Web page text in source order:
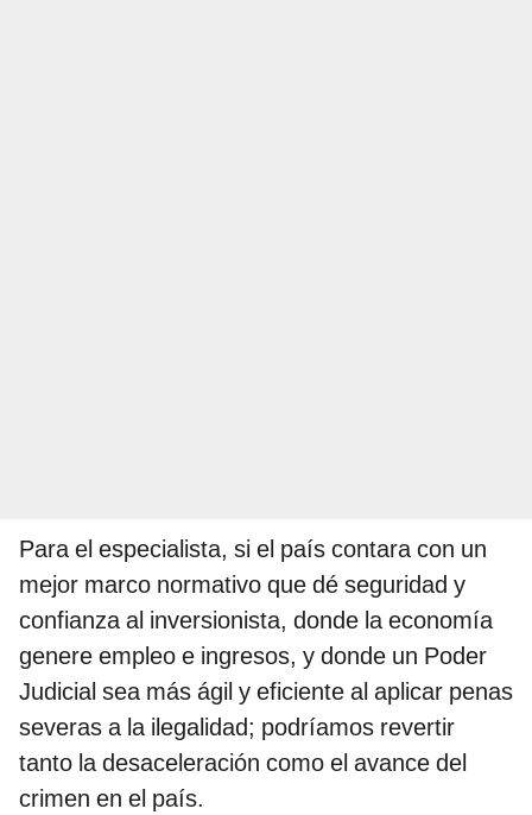
Para el especialista, si el país contara con un
mejor marco normativo que dé seguridad y
confianza al inversionista, donde la economía
genere empleo e ingresos, y donde un Poder
Judicial sea más ágil y eficiente al aplicar penas
severas a la ilegalidad; podríamos revertir
tanto la desaceleración como el avance del
crimen en el país.